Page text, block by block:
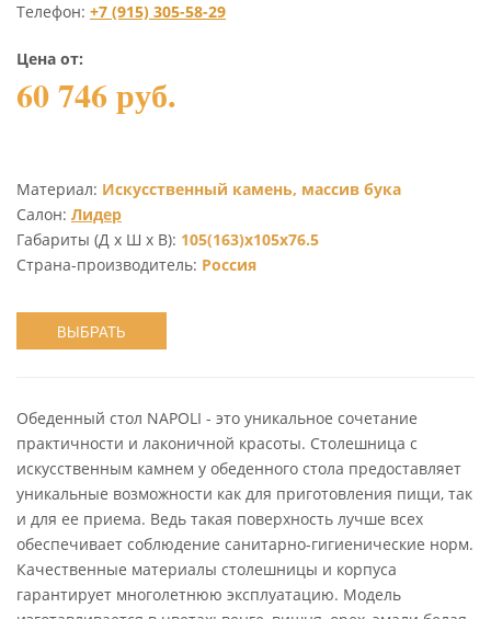
Телефон: +7 (915) 305-58-29
Цена от:
60 746 руб.
Материал: Искусственный камень, массив бука
Салон: Лидер
Габариты (Д х Ш х В): 105(163)х105х76.5
Страна-производитель: Россия
ВЫБРАТЬ
Обеденный стол NAPOLI - это уникальное сочетание
практичности и лаконичной красоты. Столешница с
искусственным камнем у обеденного стола предоставляет
уникальные возможности как для приготовления пищи, так
и для ее приема. Ведь такая поверхность лучше всех
обеспечивает соблюдение санитарно-гигиенические норм.
Качественные материалы столешницы и корпуса
гарантирует многолетнюю эксплуатацию. Модель